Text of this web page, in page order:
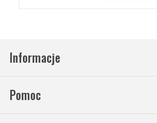
Informacje
Pomoc